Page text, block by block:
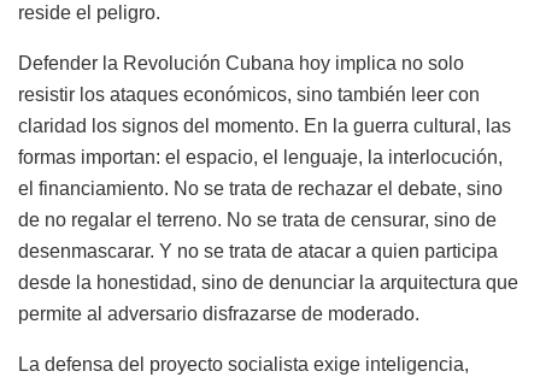
reside el peligro.
Defender la Revolución Cubana hoy implica no solo
resistir los ataques económicos, sino también leer con
claridad los signos del momento. En la guerra cultural, las
formas importan: el espacio, el lenguaje, la interlocución,
el financiamiento. No se trata de rechazar el debate, sino
de no regalar el terreno. No se trata de censurar, sino de
desenmascarar. Y no se trata de atacar a quien participa
desde la honestidad, sino de denunciar la arquitectura que
permite al adversario disfrazarse de moderado.
La defensa del proyecto socialista exige inteligencia,